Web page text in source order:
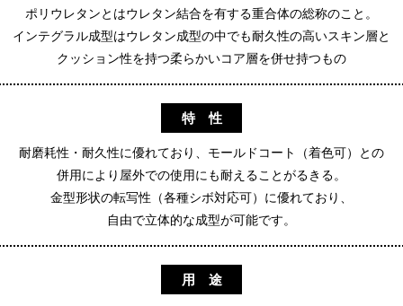
ポリウレタンとはウレタン結合を有する重合体の総称のこと。
インテグラル成型はウレタン成型の中でも耐久性の高いスキン層と
クッション性を持つ柔らかいコア層を併せ持つもの
特 性
耐磨耗性・耐久性に優れており、モールドコート（着色可）との
併用により屋外での使用にも耐えることがるきる。
金型形状の転写性（各種シボ対応可）に優れており、
自由で立体的な成型が可能です。
用 途